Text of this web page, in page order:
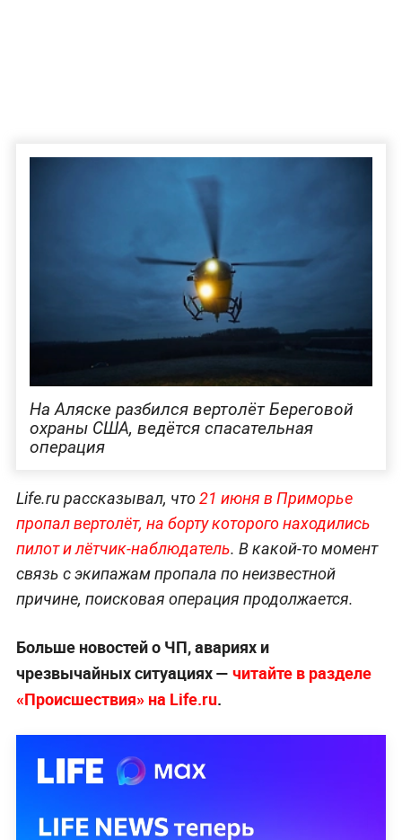
На Аляске разбился вертолёт Береговой
охраны США, ведётся спасательная
операция
Life.ru рассказывал, что21 июня в Приморье
пропал вертолёт, на борту которого находились
пилот и лётчик-наблюдатель. В какой-то момент
связь с экипажам пропала по неизвестной
причине, поисковая операция продолжается.
Больше новостей о ЧП, авариях и
чрезвычайных ситуациях — читайте в разделе
«Происшествия» на Life.ru.